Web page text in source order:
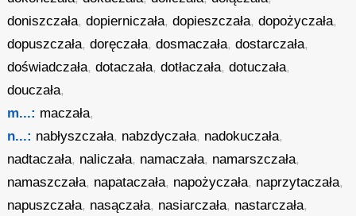
doniszczała,dopierniczała,dopieszczała,dopożyczała,
dopuszczała,doręczała,dosmaczała,dostarczała,
doświadczała,dotaczała,dotłaczała,dotuczała,
douczała,
m...: maczała,
n...: nabłyszczała, nabzdyczała, nadokuczała,
nadtaczała, naliczała, namaczała, namarszczała,
namaszczała, napataczała, napożyczała, naprzytaczała,
napuszczała, nasączała, nasiarczała, nastarczała,